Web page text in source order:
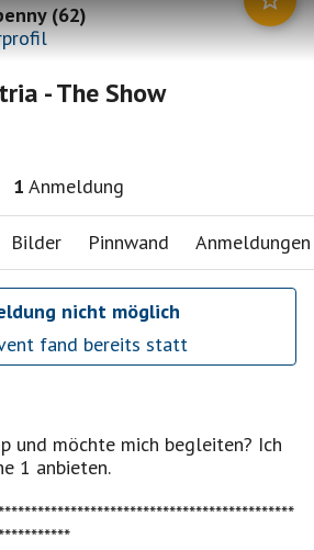
(62)
- The Show
1 Anmeldung
Bilder Pinnwand Anmeldungen
nicht möglich
fand bereits statt
und möchte mich begleiten? Ich
1 anbieten.